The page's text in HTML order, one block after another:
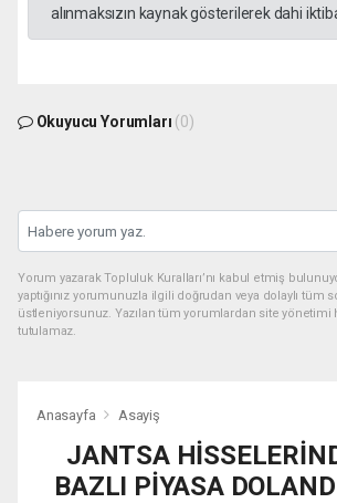
alınmaksızın kaynak gösterilerek dahi
Okuyucu Yorumları (0)
Yorum yazarak Topluluk Kuralları’nı kabul etmiş
yaptığınız yorumunuzla ilgili doğrudan veya dolaylı tüm
üstleniyorsunuz. Yazılan tüm yorumlardan site
tutulamaz.
Anasayfa Asayiş
JANTSA
BAZLI PİYASA